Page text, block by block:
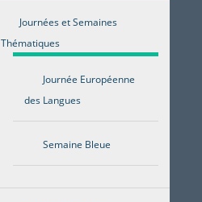
Journées et Semaines
Thématiques
Journée Européenne
des Langues
Semaine Bleue